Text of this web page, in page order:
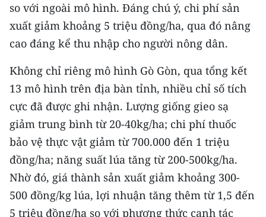
so với ngoài mô hình. Đáng chú ý, chi phí sản
xuất giảm khoảng 5 triệu đồng/ha, qua đó nâng
cao đáng kể thu nhập cho người nông dân.
Không chỉ riêng mô hình Gò Gòn, qua tổng kết
13 mô hình trên địa bàn tỉnh, nhiều chỉ số tích
cực đã được ghi nhận. Lượng giống gieo sạ
giảm trung bình từ 20-40kg/ha; chi phí thuốc
bảo vệ thực vật giảm từ 700.000 đến 1 triệu
đồng/ha; năng suất lúa tăng từ 200-500kg/ha.
Nhờ đó, giá thành sản xuất giảm khoảng 300-
500 đồng/kg lúa, lợi nhuận tăng thêm từ 1,5 đến
5 triệu đồng/ha so với phương thức canh tác